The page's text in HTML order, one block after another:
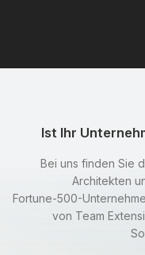
Ist Ihr
Bei uns finden Sie
Architekten
Fortune-500-
von Team